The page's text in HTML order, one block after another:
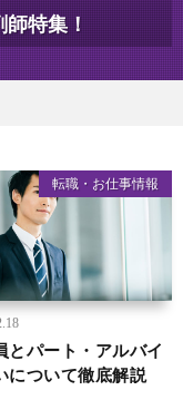
特集！
転職・お仕事情報
とパート・アルバイ
について徹底解説